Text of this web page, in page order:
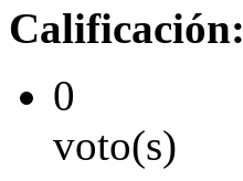
Calificación:
0
voto(s)